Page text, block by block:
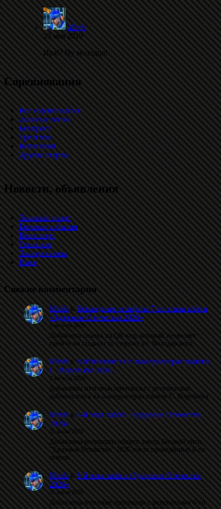
Minfo
25 мая 2019
Ира!? Ну молодца!
Соревнования
Все соревнования
Лыжные гонки
Бег/кросс
Триатлон
Велогонки
Другие старты
Новости, объявления
Лыжный спорт
Беговые события
Велоспорт
Триатлон
Лыжероллеры
Иное
Свежие комментарии
MinfoкКомандные эстафеты 7-го этапа забега
«Здоровое Отечество 2026»
5 августа 2026
Добавлена ссылка на QR-код, который позволяет
пройти на стадион со сторону ул. Володарского.
MinfoкДаблполлинг на лыжероллерах памяти
С. Воробьёва 2026
2 августа 2026
Добавлены итоговые протоколы с результатами
даблполлинга на лыжероллерах памяти С. Воробьёва.
Minfoк6-й этап забега «Здоровое Отечество
2026»
31 июля 2026
Добавлены результаты общего зачета Беговой лиги
"Здоровое Отечество" 2026 после проведённых 6-ти
этапов.
Minfoк6-й этап забега «Здоровое Отечество
2026»
31 июля 2026
Добавлены итоговые протоколы с результатами 6-го